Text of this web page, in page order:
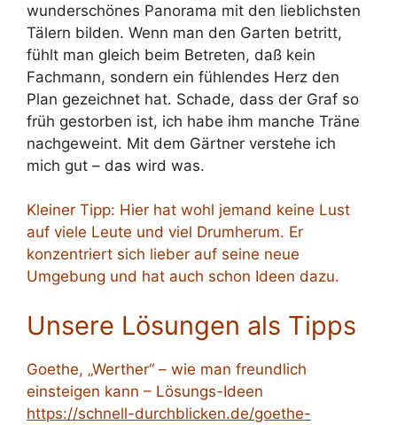
wunderschönes Panorama mit den lieblichsten
Tälern bilden. Wenn man den Garten betritt,
fühlt man gleich beim Betreten, daß kein
Fachmann, sondern ein fühlendes Herz den
Plan gezeichnet hat. Schade, dass der Graf so
früh gestorben ist, ich habe ihm manche Träne
nachgeweint. Mit dem Gärtner verstehe ich
mich gut – das wird was.
Kleiner Tipp: Hier hat wohl jemand keine Lust
auf viele Leute und viel Drumherum. Er
konzentriert sich lieber auf seine neue
Umgebung und hat auch schon Ideen dazu.
Unsere Lösungen als Tipps
Goethe, „Werther“ – wie man freundlich
einsteigen kann – Lösungs-Ideen
https://schnell-durchblicken.de/goethe-